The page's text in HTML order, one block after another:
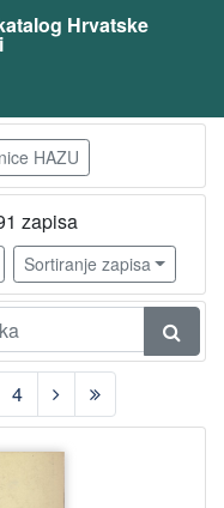
Hrvatske
HAZU
zapisa
Sortiranje zapisa
4